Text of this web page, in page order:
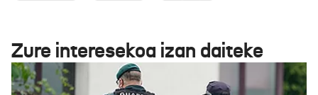
Zure interesekoa izan daiteke